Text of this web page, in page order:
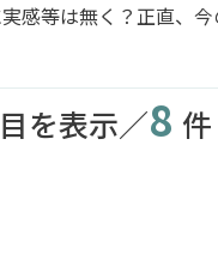
感等は無く？正直、
を表示／8 件